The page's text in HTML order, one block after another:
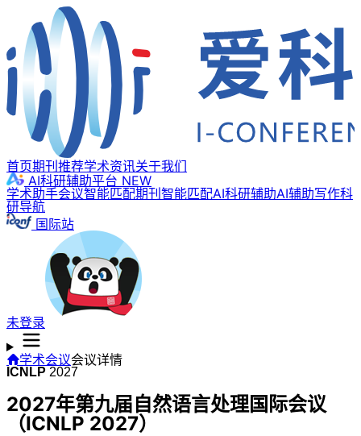
首页期刊推荐学术资讯关于我们
AI科研辅助平台 NEW
学术助手会议智能匹配期刊智能匹配AI科研辅助AI辅助写作科
研导航
国际站
未登录
学术会议会议详情
ICNLP 2027
2027年第九届自然语言处理国际会议
（ICNLP 2027）